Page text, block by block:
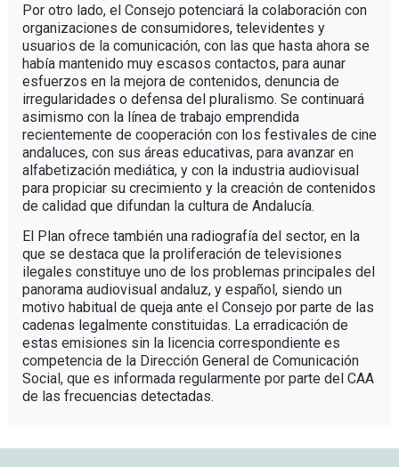
Por otro lado, el Consejo potenciará la colaboración con
organizaciones de consumidores, televidentes y
usuarios de la comunicación, con las que hasta ahora se
había mantenido muy escasos contactos, para aunar
esfuerzos en la mejora de contenidos, denuncia de
irregularidades o defensa del pluralismo. Se continuará
asimismo con la línea de trabajo emprendida
recientemente de cooperación con los festivales de cine
andaluces, con sus áreas educativas, para avanzar en
alfabetización mediática, y con la industria audiovisual
para propiciar su crecimiento y la creación de contenidos
de calidad que difundan la cultura de Andalucía.
El Plan ofrece también una radiografía del sector, en la
que se destaca que la proliferación de televisiones
ilegales constituye uno de los problemas principales del
panorama audiovisual andaluz, y español, siendo un
motivo habitual de queja ante el Consejo por parte de las
cadenas legalmente constituidas. La erradicación de
estas emisiones sin la licencia correspondiente es
competencia de la Dirección General de Comunicación
Social, que es informada regularmente por parte del CAA
de las frecuencias detectadas.